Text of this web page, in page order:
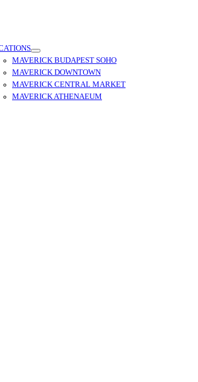
MAVERICK BUDAPEST SOHO
MAVERICK DOWNTOWN
MAVERICK CENTRAL MARKET
MAVERICK ATHENAEUM